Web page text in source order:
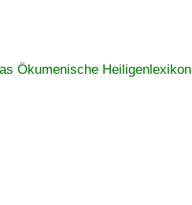
Ökumenische Heiligenlexikon